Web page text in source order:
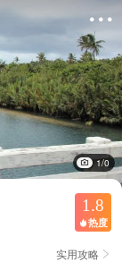

1/0
1.8
 热度
实用攻略 